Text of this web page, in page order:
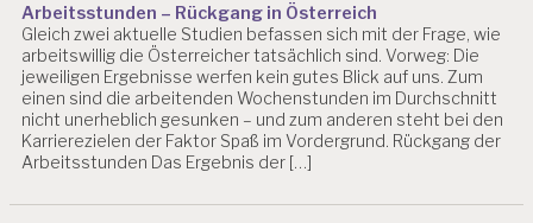
R
B
EI
T
S
SI
C
H
Arbeitsstunden – Rückgang in Österreich
Gleich zwei aktuelle Studien befassen sich mit der Frage, wie
arbeitswillig die Österreicher tatsächlich sind. Vorweg: Die
jeweiligen Ergebnisse werfen kein gutes Blick auf uns. Zum
einen sind die arbeitenden Wochenstunden im Durchschnitt
nicht unerheblich gesunken – und zum anderen steht bei den
Karrierezielen der Faktor Spaß im Vordergrund. Rückgang der
Arbeitsstunden Das Ergebnis der […]